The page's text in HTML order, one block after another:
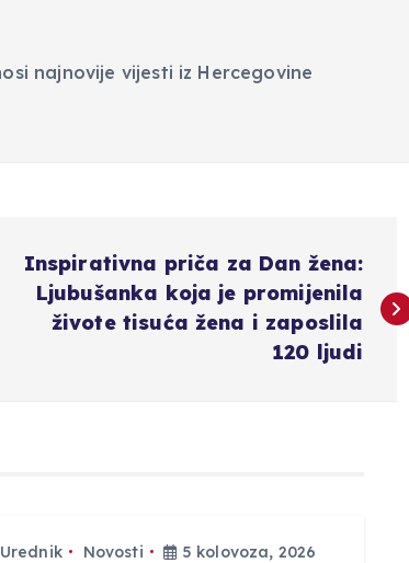
najnovije vijesti iz Hercegovine
Inspirativna priča za Dan žena:
Ljubušanka koja je promijenila
živote tisuća žena i zaposlila
120 ljudi
Novosti 5 kolovoza, 2026